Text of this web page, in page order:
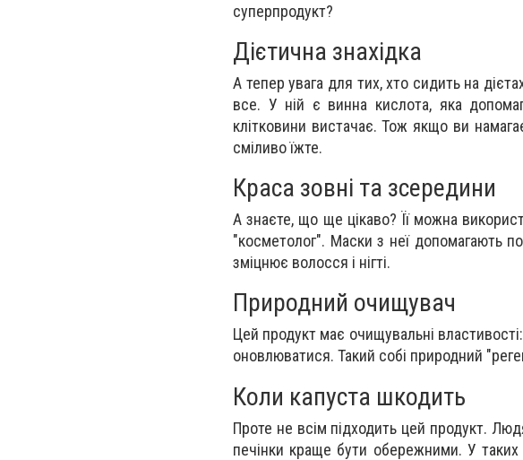
суперпродукт?
Дієтична знахідка
А тепер увага для тих, хто сидить на
все. У ній є винна кислота, яка
клітковини вистачає. Тож якщо ви
сміливо їжте.
Краса зовні та зсередини
А знаєте, що ще цікаво? Її можна
"косметолог". Маски з неї допомагають
зміцнює волосся і нігті.
Природний очищувач
Цей продукт має очищувальні
оновлюватися. Такий собі природний
Коли капуста шкодить
Проте не всім підходить цей продукт.
печінки краще бути обережними. У